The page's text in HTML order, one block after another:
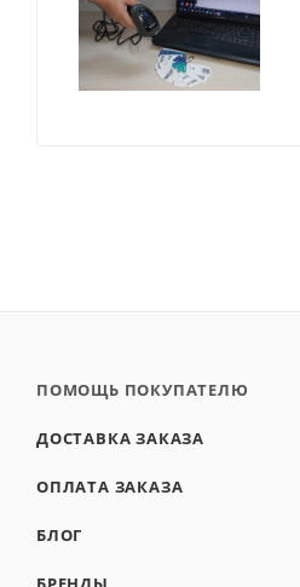
ПОМОЩЬ ПОКУПАТЕЛЮ
ДОСТАВКА ЗАКАЗА
ОПЛАТА ЗАКАЗА
БЛОГ